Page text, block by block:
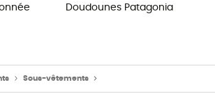
Doudounes Patagonia
Sous-vêtements